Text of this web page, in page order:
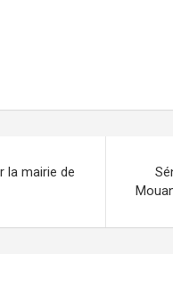
la mairie de